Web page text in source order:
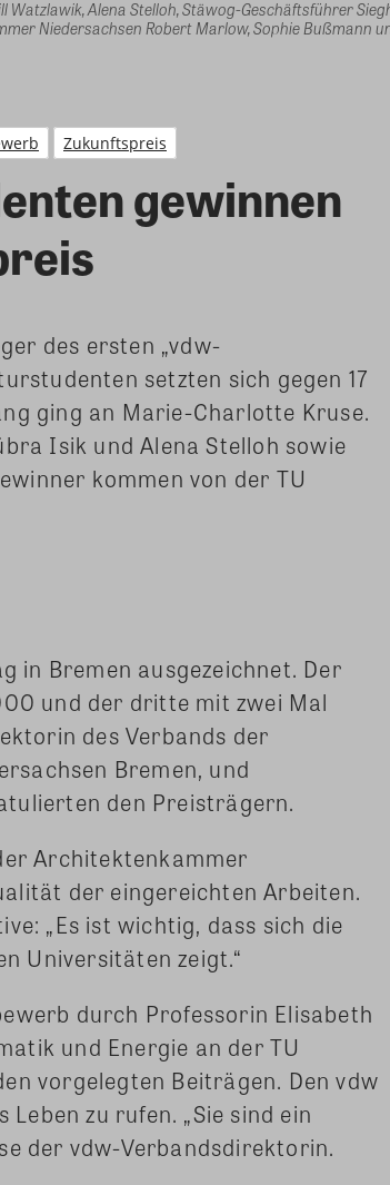
Watzlawik, Alena Stelloh, Stäwog-Geschäftsführer
Niedersachsen Robert Marlow, Sophie Bußmann
Zukunftspreis
gewinnen
des ersten „vdw-
setzten sich gegen 17
ging an Marie-Charlotte Kruse.
Isik und Alena Stelloh sowie
kommen von der TU
in Bremen ausgezeichnet. Der
und der dritte mit zwei Mal
des Verbands der
Bremen, und
den Preisträgern.
Architektenkammer
der eingereichten Arbeiten.
„Es ist wichtig, dass sich die
Universitäten zeigt.“
durch Professorin Elisabeth
und Energie an der TU
vorgelegten Beiträgen. Den vdw
zu rufen. „Sie sind ein
der vdw-Verbandsdirektorin.